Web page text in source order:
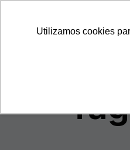
Utilizamos cookies